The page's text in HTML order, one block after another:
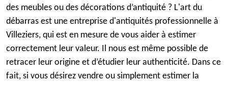
des meubles ou des décorations d’antiquité ? L'art du
débarras est une entreprise d'antiquités professionnelle à
Villeziers, qui est en mesure de vous aider à estimer
correctement leur valeur. Il nous est même possible de
retracer leur origine et d’étudier leur authenticité. Dans ce
fait, si vous désirez vendre ou simplement estimer la